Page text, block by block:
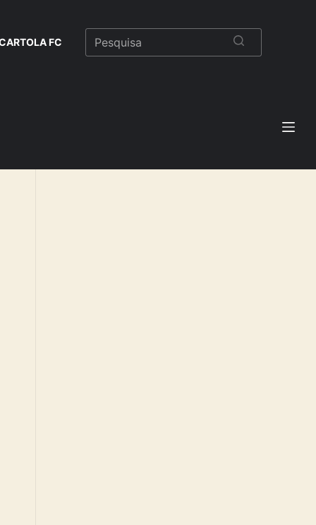
FC